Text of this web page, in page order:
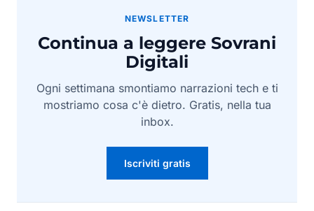
NEWSLETTER
Continua a leggere Sovrani
Digitali
Ogni settimana smontiamo narrazioni tech e ti
mostriamo cosa c'è dietro. Gratis, nella tua
inbox.
Iscriviti gratis